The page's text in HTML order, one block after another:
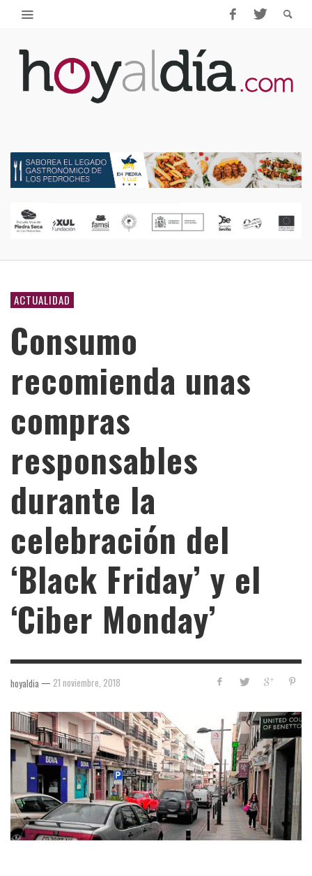
ACTUALIDAD
Consumo
recomienda unas
compras
responsables
durante la
celebración del
‘Black Friday’ y el
‘Ciber Monday’
hoyaldia — 21 noviembre, 2018